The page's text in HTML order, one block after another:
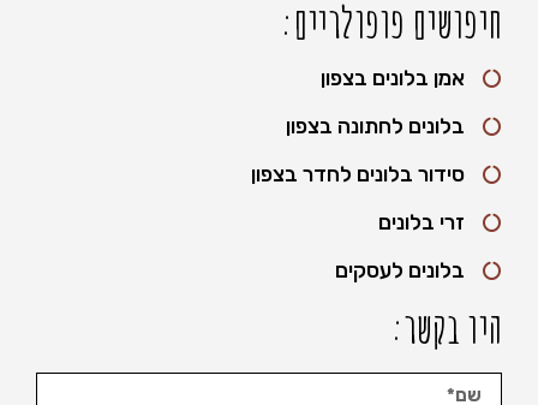
חיפושים פופולריים:
אמן בלונים בצפון
בלונים לחתונה בצפון
סידור בלונים לחדר בצפון
זרי בלונים
בלונים לעסקים
היו בקשר: